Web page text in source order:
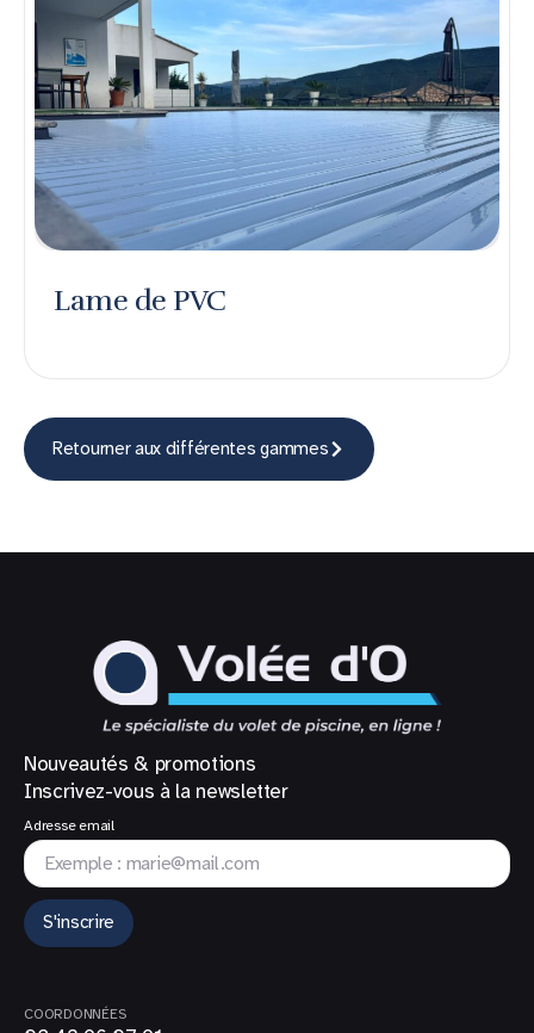
Retourner aux différentes gammes
Lame de PVC
Nouveautés & promotions
Inscrivez-vous à la newsletter
Adresse email
S'inscrire
COORDONNÉES